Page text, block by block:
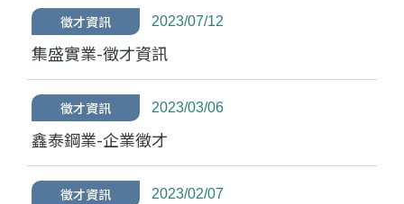
徵才資訊 2023/07/12
集盛實業-徵才資訊
徵才資訊 2023/03/06
鑫泰鋼業-企業徵才
徵才資訊 2023/02/07